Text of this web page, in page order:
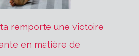
remporte une victoire
en matière de